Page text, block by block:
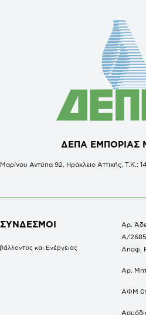
ΔΕΠΑ ΕΜΠΟΡΙΑΣ
Αντύπα 92, Ηράκλειο Αττικής, Τ.Κ.:
και Ενέργειας
Αρ.
Α/
Αποφ.
Αρ.
ΑΦΜ